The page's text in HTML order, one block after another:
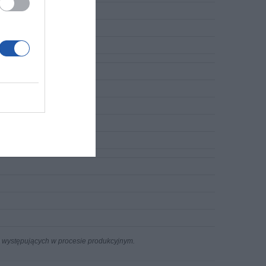
w procesie produkcyjnym.